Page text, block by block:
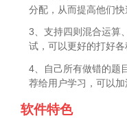
分配，从而提高他们快
3、支持四则混合运算
试，可以更好的打好各
4、自己所有做错的题
荐给用户学习，可以加
软件特色